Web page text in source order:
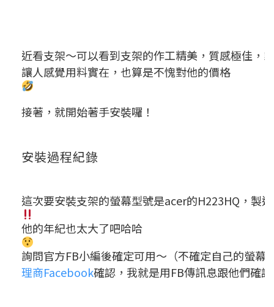
近看支架～可以看到支架的作工精美，質感極佳，
讓人感覺用料實在，也算是不愧對他的價格
接著，就開始著手安裝囉！
安裝過程紀錄
這次要安裝支架的螢幕型號是acer的H223HQ，製
他的年紀也太大了吧哈哈
詢問官方FB小編後確定可用～（不確定自己的螢幕
理商Facebook確認，我就是用FB傳訊息跟他們確